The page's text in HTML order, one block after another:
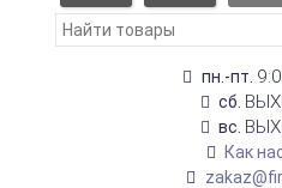
пн.-пт.
сб.
вс.
Как